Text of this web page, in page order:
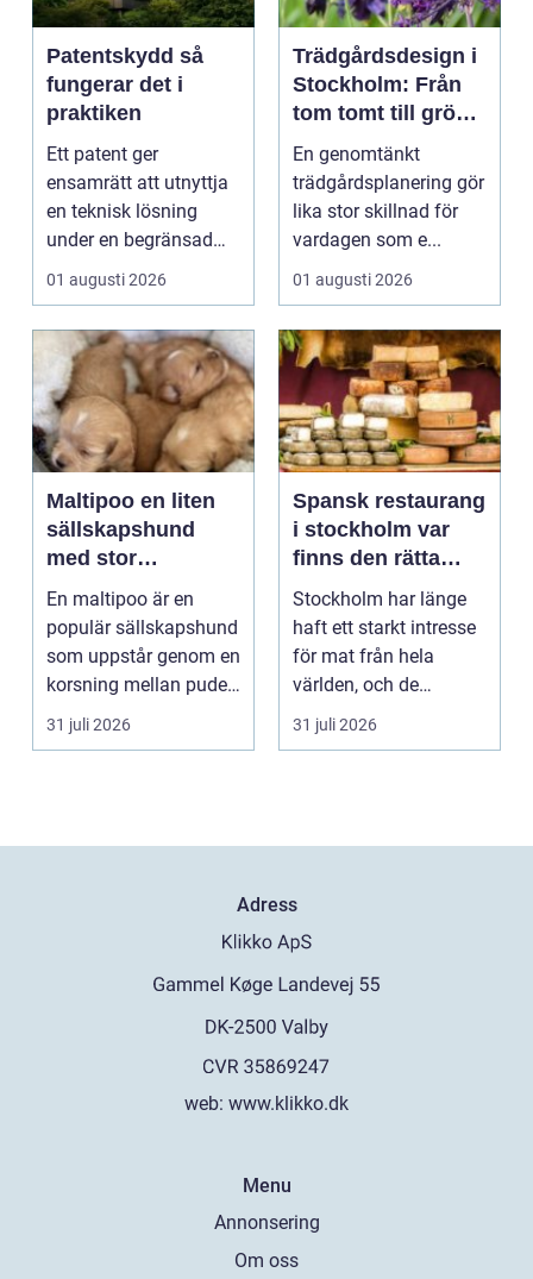
Patentskydd så
fungerar det i
praktiken
Ett patent ger
ensamrätt att utnyttja
en teknisk lösning
under en begränsad
tid, oftast 20 år. Rätt ...
01 augusti 2026
Trädgårdsdesign i
Stockholm: Från
tom tomt till grön
oas
En genomtänkt
trädgårdsplanering gör
lika stor skillnad för
vardagen som e...
01 augusti 2026
Maltipoo en liten
sällskapshund
med stor
personlighet
En maltipoo är en
populär sällskapshund
som uppstår genom en
korsning mellan pudel
och malteser. Kom...
31 juli 2026
Spansk restaurang
i stockholm var
finns den rätta
smaken av
spanien?
Stockholm har länge
haft ett starkt intresse
för mat från hela
världen, och de
senaste åren har
suge...
31 juli 2026
Adress
web: www.klikko.dk
Menu
Annonsering
Om oss